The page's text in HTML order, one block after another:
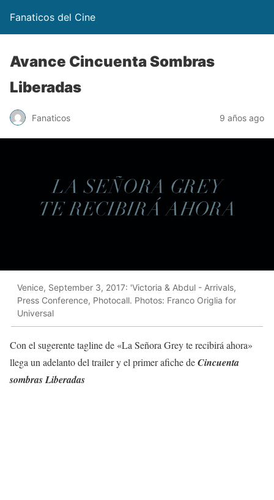
Fanaticos del Cine
Avance Cincuenta Sombras
Liberadas
Fanaticos 9 años ago
Venice, September 3, 2017: 'Victoria & Abdul - Arrivals,
Press Conference, Photocall. Photos: Franco Origlia for
Universal
Con el sugerente tagline de «La Señora Grey te recibirá ahora»
llega un adelanto del trailer y el primer afiche deCincuenta
sombras Liberadas